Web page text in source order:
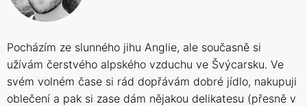
Cerita kami
Pocházím ze slunného jihu Anglie, ale současně si
užívám čerstvého alpského vzduchu ve Švýcarsku. Ve
svém volném čase si rád dopřávám dobré jídlo, nakupuji
oblečení a pak si zase dám nějakou delikatesu (přesně v